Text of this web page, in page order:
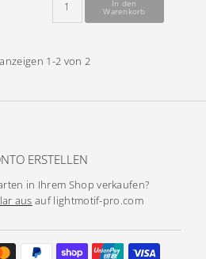
1-2 von 2
ERSTELLEN
in Ihrem Shop verkaufen?
aus auf lightmotif-pro.com